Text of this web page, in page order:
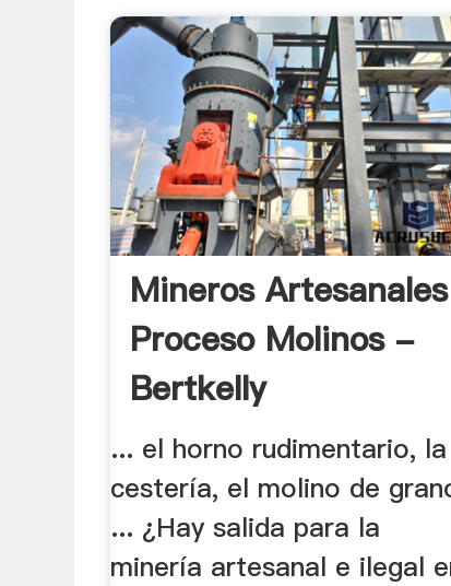
Mineros Artesanales
Proceso Molinos -
Bertkelly
... el horno rudimentario, la
cestería, el molino de
... ¿Hay salida para la
minería artesanal e ilegal